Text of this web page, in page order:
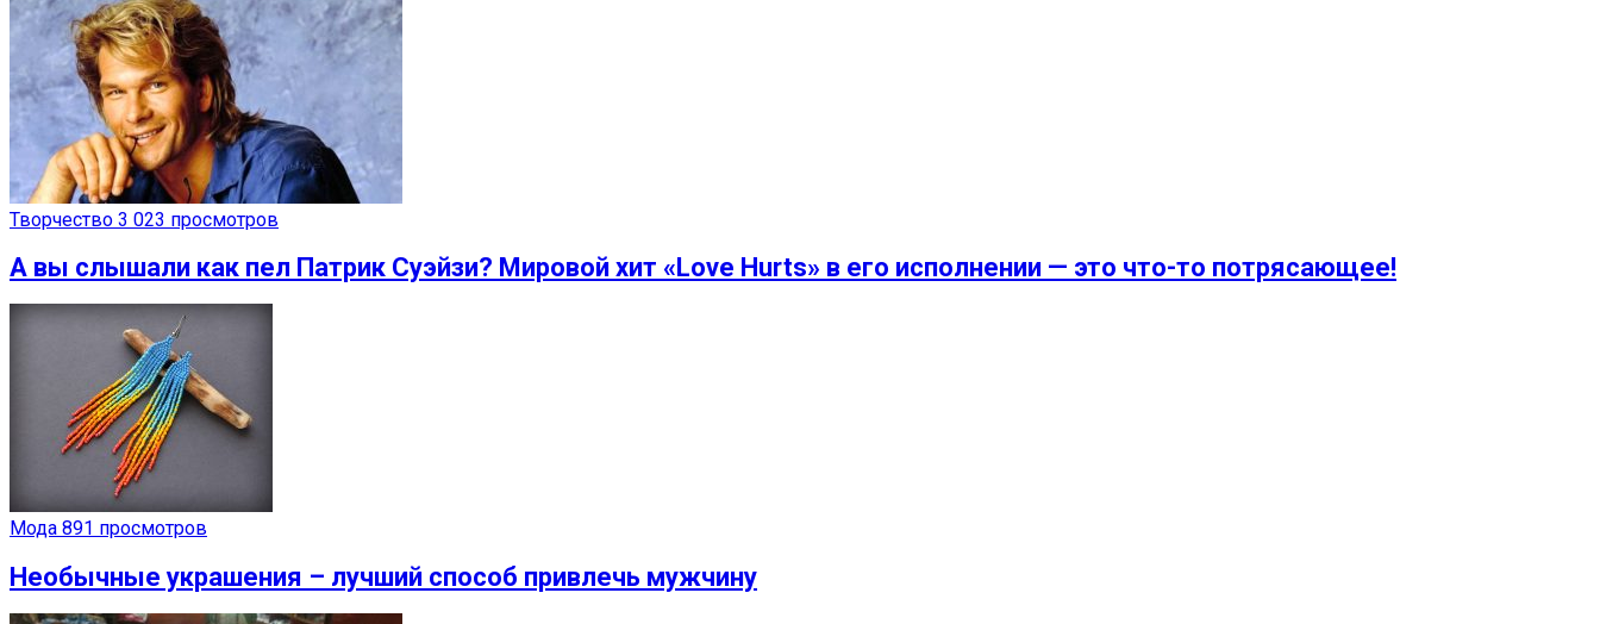
Творчество 3 023 просмотров
А вы слышали как пел Патрик Суэйзи? Мировой хит «Love Hurts» в его исполнении — это что-то потрясающее!
Мода 891 просмотров
Необычные украшения – лучший способ привлечь мужчину